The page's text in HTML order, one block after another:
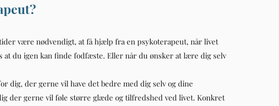
være nødvendigt, at få hjælp fra en psykoterapeut, når livet
at du igen kan finde fodfæste. Eller når du ønsker at lære dig selv
dig, der gerne vil have det bedre med dig selv og dine
der gerne vil føle større glæde og tilfredshed ved livet. Konkret